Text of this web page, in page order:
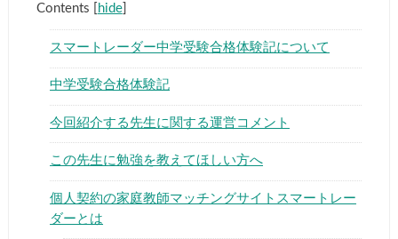
Contents hide]
スマートレーダー中学受験合格体験記について
中学受験合格体験記
今回紹介する先生に関する運営コメント
この先生に勉強を教えてほしい方へ
個人契約の家庭教師マッチングサイトスマートレー
ダーとは